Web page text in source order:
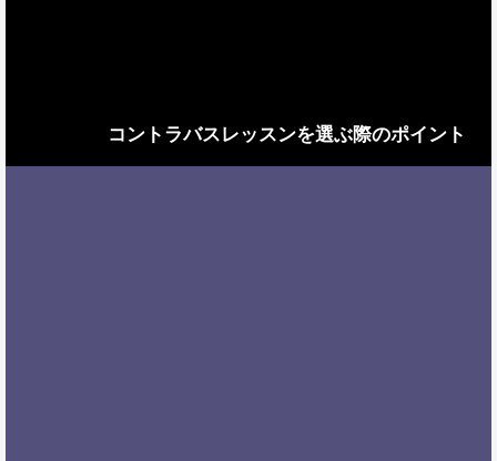
コントラバスレッスンを選ぶ際のポイント